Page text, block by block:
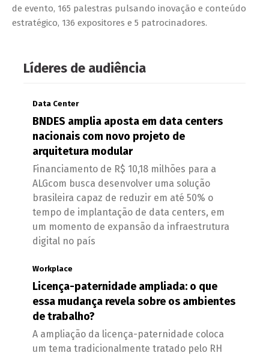
de evento, 165 palestras pulsando inovação e conteúdo
estratégico, 136 expositores e 5 patrocinadores.
Líderes de audiência
Data Center
BNDES amplia aposta em data centers
nacionais com novo projeto de
arquitetura modular
Financiamento de R$ 10,18 milhões para a
ALGcom busca desenvolver uma solução
brasileira capaz de reduzir em até 50% o
tempo de implantação de data centers, em
um momento de expansão da infraestrutura
digital no país
Workplace
Licença-paternidade ampliada: o que
essa mudança revela sobre os ambientes
de trabalho?
A ampliação da licença-paternidade coloca
um tema tradicionalmente tratado pelo RH